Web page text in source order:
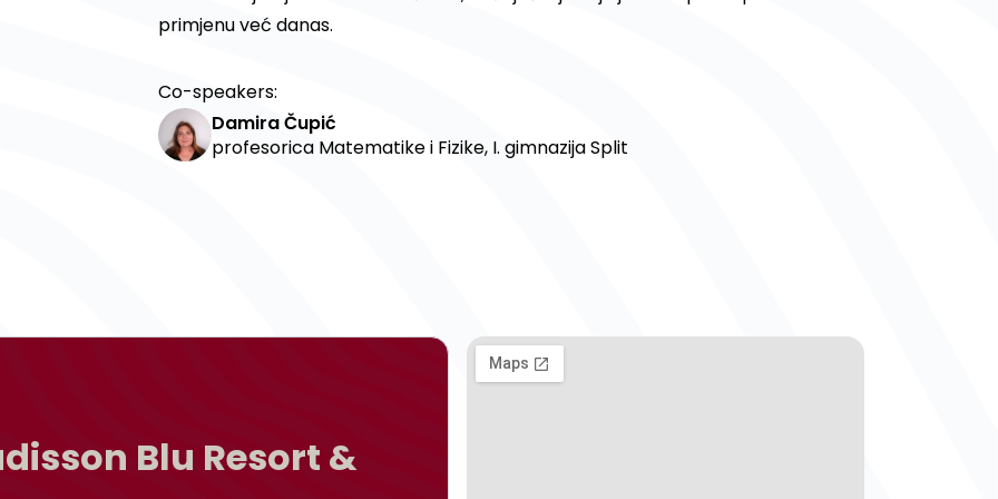
primjenu već danas.
Co-speakers:
Damira Čupić
profesorica Matematike i Fizike, I. gimnazija Split
Blu Resort &